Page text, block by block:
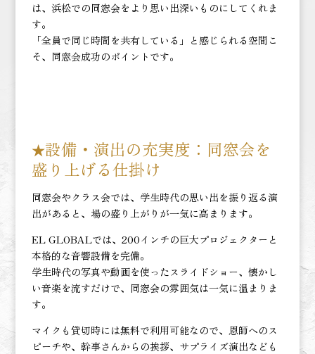
は、浜松での同窓会をより思い出深いものにしてくれま
す。
「全員で同じ時間を共有している」と感じられる空間こ
そ、同窓会成功のポイントです。
★設備・演出の充実度： 同窓会を
盛り上げる仕掛け
同窓会やクラス会では、学生時代の思い出を振り返る演
出があると、場の盛り上がりが一気に高まります。
EL GLOBALでは、200インチの巨大プロジェクターと
本格的な音響設備を完備。
学生時代の写真や動画を使ったスライドショー、懐かし
い音楽を流すだけで、同窓会の雰囲気は一気に温まりま
す。
マイクも貸切時には無料で利用可能なので、恩師へのス
ピーチや、幹事さんからの挨拶、サプライズ演出なども